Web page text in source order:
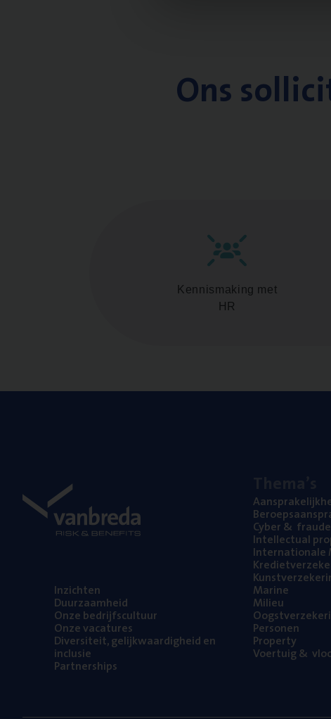
Ons
Kennismaking met
HR
Inzich­ten
Duur­zaam­heid
Onze bedrijfs­cul­tuur
Onze vaca­tu­res
Diver­si­teit, gelijk­waar­dig­heid en
inclusie
Part­ner­ships
Cyber& fraude
Intel­lec­tu­al
Inter­na­ti­o­na­le
Mari­ne
Mili­eu
Per­so­nen
Pro­per­ty
Voer­tuig&